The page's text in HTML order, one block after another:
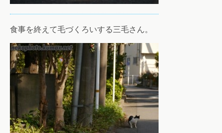
食事を終えて毛づくろいする三毛さん。